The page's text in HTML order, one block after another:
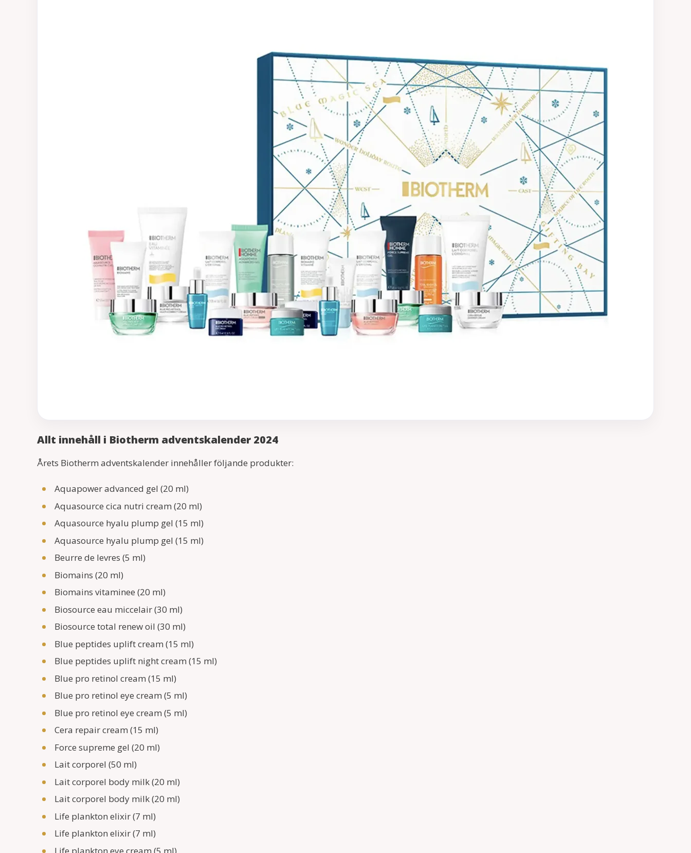
Allt innehåll i Biotherm adventskalender 2024
Årets Biotherm adventskalender innehåller följande produkter:
Aquapower advanced gel (20 ml)
Aquasource cica nutri cream (20 ml)
Aquasource hyalu plump gel (15 ml)
Aquasource hyalu plump gel (15 ml)
Beurre de levres (5 ml)
Biomains (20 ml)
Biomains vitaminee (20 ml)
Biosource eau miccelair (30 ml)
Biosource total renew oil (30 ml)
Blue peptides uplift cream (15 ml)
Blue peptides uplift night cream (15 ml)
Blue pro retinol cream (15 ml)
Blue pro retinol eye cream (5 ml)
Blue pro retinol eye cream (5 ml)
Cera repair cream (15 ml)
Force supreme gel (20 ml)
Lait corporel (50 ml)
Lait corporel body milk (20 ml)
Lait corporel body milk (20 ml)
Life plankton elixir (7 ml)
Life plankton elixir (7 ml)
Life plankton eye cream (5 ml)